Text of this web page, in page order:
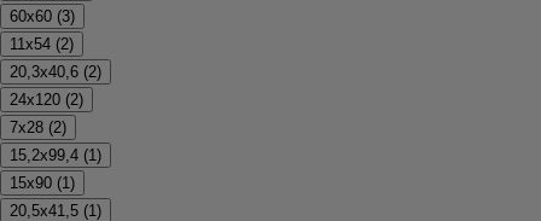
60x60 (3)
11x54 (2)
20,3x40,6 (2)
24x120 (2)
7x28 (2)
15,2x99,4 (1 )
15x90 (1 )
20,5x41,5 (1 )